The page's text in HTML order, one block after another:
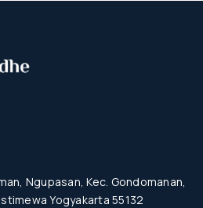
Ngupasan, Kec. Gondomanan,
Yogyakarta 55132